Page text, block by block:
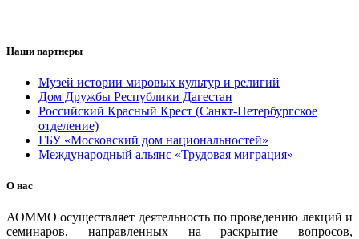
Наши партнеры
Музей истории мировых культур и религий
Дом Дружбы Республики Дагестан
Российский Красный Крест (Санкт-Петербургское
отделение)
ГБУ «Московский дом национальностей»
Международный альянс «Трудовая миграция»
О нас
АОММО осуществляет деятельность по проведению лекций и
семинаров, направленных на раскрытие вопросов,